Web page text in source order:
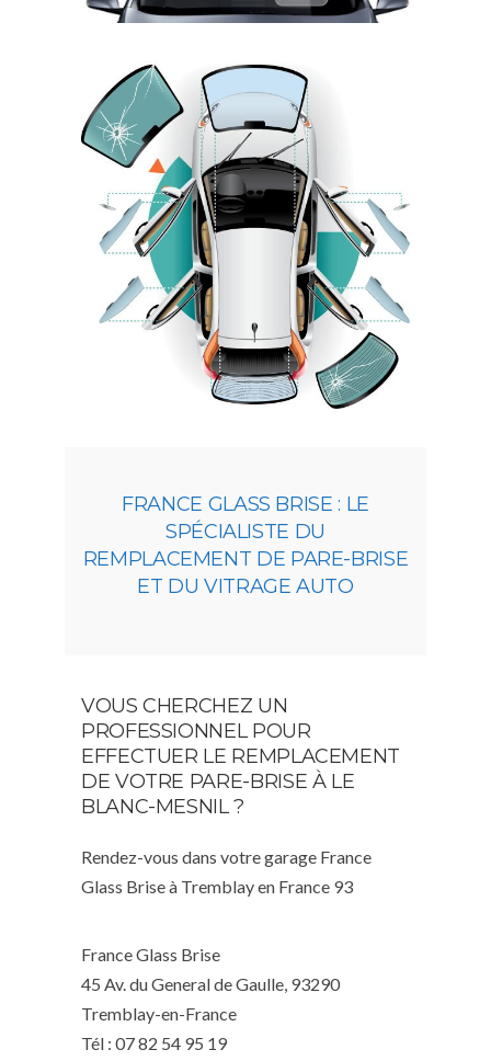
FRANCE GLASS BRISE : LE
SPÉCIALISTE DU
REMPLACEMENT DE PARE-BRISE
ET DU VITRAGE AUTO
VOUS CHERCHEZ UN
PROFESSIONNEL POUR
EFFECTUER LE REMPLACEMENT
DE VOTRE PARE-BRISE À LE
BLANC-MESNIL ?
Rendez-vous dans votre garage France
Glass Brise à Tremblay en France 93
France Glass Brise
45 Av. du General de Gaulle, 93290
Tremblay-en-France
Tél : 07 82 54 95 19